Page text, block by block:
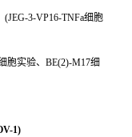
3-VP16-TNFa细胞
胞实验、BE(2)-M17细
1)